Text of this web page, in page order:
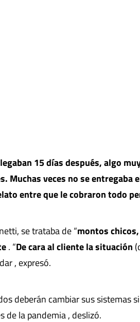
15 días después, algo
Muchas veces no se entregaba
entre que le cobraron todo
se trataba de “montos
. “De cara al cliente la situación
, expresó.
deberán cambiar sus
de la pandemia , deslizó.